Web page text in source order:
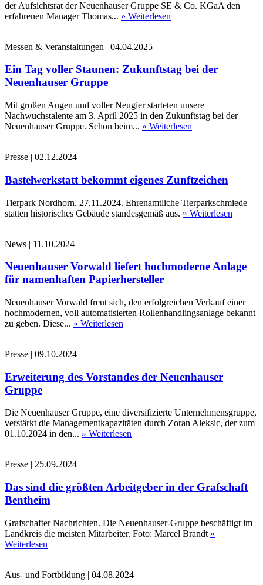
der Aufsichtsrat der Neuenhauser Gruppe SE & Co. KGaA den
erfahrenen Manager Thomas... » Weiterlesen
Messen & Veranstaltungen | 04.04.2025
Ein Tag voller Staunen: Zukunftstag bei der
Neuenhauser Gruppe
Mit großen Augen und voller Neugier starteten unsere
Nachwuchstalente am 3. April 2025 in den Zukunftstag bei der
Neuenhauser Gruppe. Schon beim... » Weiterlesen
Presse | 02.12.2024
Bastelwerkstatt bekommt eigenes Zunftzeichen
Tierpark Nordhorn, 27.11.2024. Ehrenamtliche Tierparkschmiede
statten historisches Gebäude standesgemäß aus. » Weiterlesen
News | 11.10.2024
Neuenhauser Vorwald liefert hochmoderne Anlage
für namenhaften Papierhersteller
Neuenhauser Vorwald freut sich, den erfolgreichen Verkauf einer
hochmodernen, voll automatisierten Rollenhandlingsanlage bekannt
zu geben. Diese... » Weiterlesen
Presse | 09.10.2024
Erweiterung des Vorstandes der Neuenhauser
Gruppe
Die Neuenhauser Gruppe, eine diversifizierte Unternehmensgruppe,
verstärkt die Managementkapazitäten durch Zoran Aleksic, der zum
01.10.2024 in den... » Weiterlesen
Presse | 25.09.2024
Das sind die größten Arbeitgeber in der Grafschaft
Bentheim
Grafschafter Nachrichten. Die Neuenhauser-Gruppe beschäftigt im
Landkreis die meisten Mitarbeiter. Foto: Marcel Brandt »
Weiterlesen
Aus- und Fortbildung | 04.08.2024